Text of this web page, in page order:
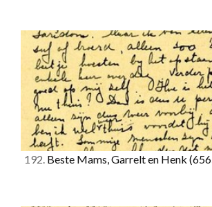
192. Beste Mams, Garrelt en Henk